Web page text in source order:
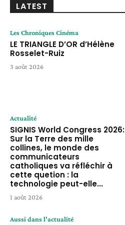
LATEST
Les Chroniques Cinéma
LE TRIANGLE D’OR d’Hélène
Rosselet-Ruiz
3 août 2026
Actualité
SIGNIS World Congress 2026:
Sur la Terre des mille
collines, le monde des
communicateurs
catholiques va réfléchir à
cette quetion : la
technologie peut-elle...
1 août 2026
Aussi dans l'actualité